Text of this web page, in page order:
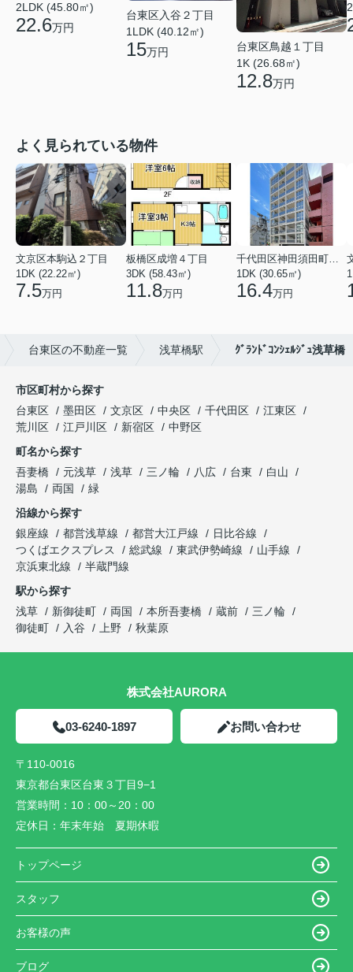
2LDK (45.80㎡)
22.6万円
台東区入谷２丁目
1LDK (40.12㎡)
15万円
台東区鳥越１丁目
1K (26.68㎡)
12.8万円
よく見られている物件
文京区本駒込２丁目
1DK (22.22㎡)
7.5万円
板橋区成増４丁目
3DK (58.43㎡)
11.8万円
千代田区神田須田町１丁目
1DK (30.65㎡)
16.4万円
台東区の不動産一覧 浅草橋駅 ｸﾞﾗﾝﾄﾞｺﾝｼｪﾙｼﾞｭ浅草橋
市区町村から探す
台東区
墨田区 文京区 中央区 千代田区
江東区
荒川区
江戸川区 新宿区
中野区
町名から探す
吾妻橋
元浅草 浅草 三ノ輪 八広 台東
白山
湯島
両国
緑
沿線から探す
銀座線
都営浅草線 都営大江戸線
日比谷線
つくばエクスプレス
総武線 東武伊勢崎線
山手線
京浜東北線
半蔵門線
駅から探す
浅草
新御徒町 両国 本所吾妻橋 蔵前
三ノ輪
御徒町
入谷 上野 秋葉原
株式会社AURORA
03-6240-1897 お問い合わせ
〒110-0016
東京都台東区台東３丁目9−1
営業時間： 10：00～20：00
定休日： 年末年始 夏期休暇
トップページ
スタッフ
お客様の声
ブログ